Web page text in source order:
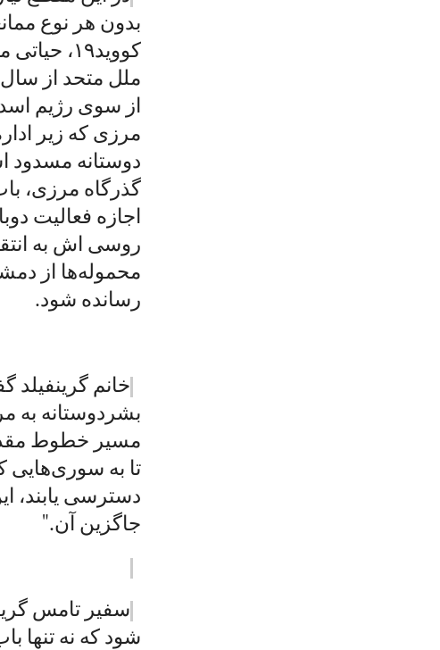
بدون هر نوع
ملل متحد از
از سوی رژیم
مرزی که زیر
دوستانه
گذرگاه مرزی،
اجازه فعالیت
روسی اش به
محموله‌ها از
رسانده شود.
خانم
بشردوستانه به
مسیر خطوط
تا به سوری‌هایی
دسترسی یابند،
جاگزین آن."
سفیر تامس
شود که نه تنها